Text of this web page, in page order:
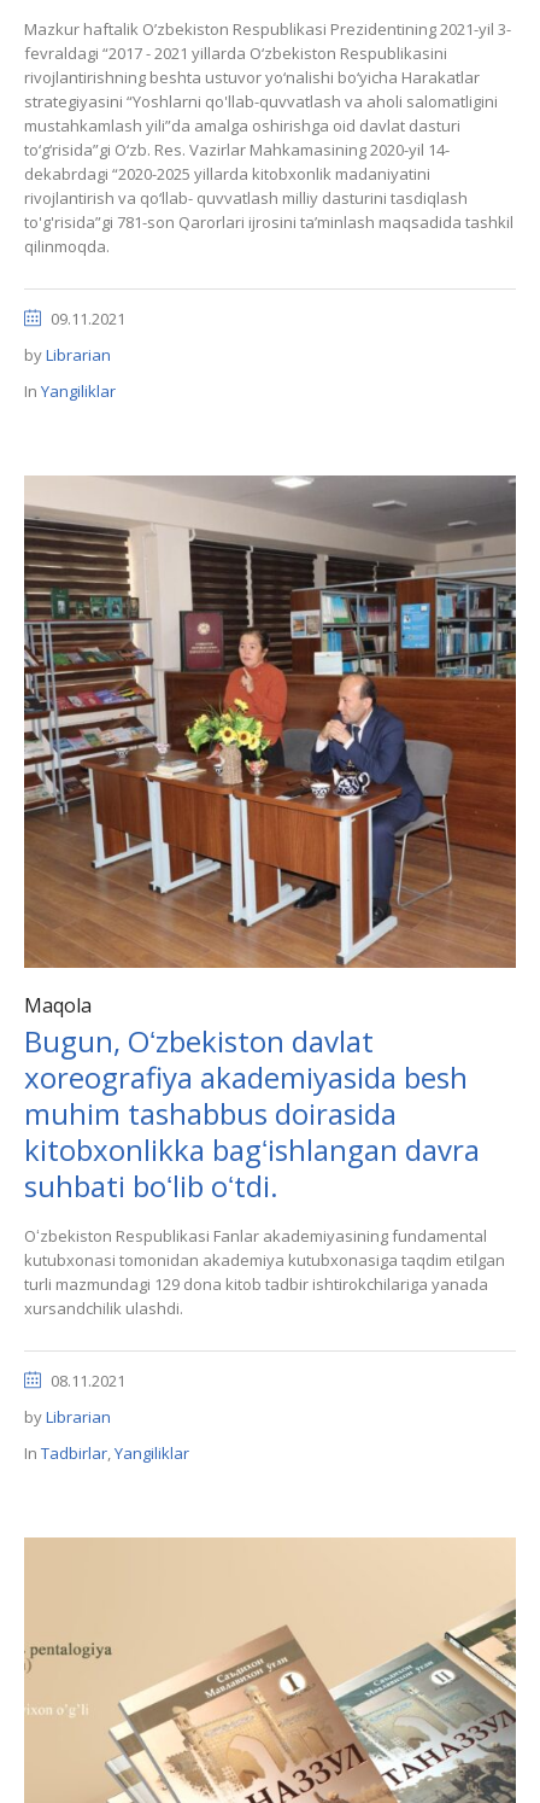
Mazkur haftalik O’zbekiston Respublikasi Prezidentining 2021-yil 3-
fevraldagi “2017 - 2021 yillarda O‘zbekiston Respublikasini
rivojlantirishning beshta ustuvor yo‘nalishi bo‘yicha Harakatlar
strategiyasini “Yoshlarni qo'llab-quvvatlash va aholi salomatligini
mustahkamlash yili”da amalga oshirishga oid davlat dasturi
to‘g‘risida”gi O‘zb. Res. Vazirlar Mahkamasining 2020-yil 14-
dekabrdagi “2020-2025 yillarda kitobxonlik madaniyatini
rivojlantirish va qo‘llab- quvvatlash milliy dasturini tasdiqlash
to'g'risida”gi 781-son Qarorlari ijrosini ta’minlash maqsadida tashkil
qilinmoqda.
09.11.2021
byLibrarian
In Yangiliklar
Maqola
Bugun, Oʻzbekiston davlat
xoreografiya akademiyasida besh
muhim tashabbus doirasida
kitobxonlikka bagʻishlangan davra
suhbati boʻlib oʻtdi.
Oʻzbekiston Respublikasi Fanlar akademiyasining fundamental
kutubxonasi tomonidan akademiya kutubxonasiga taqdim etilgan
turli mazmundagi 129 dona kitob tadbir ishtirokchilariga yanada
xursandchilik ulashdi.
08.11.2021
byLibrarian
In Tadbirlar,Yangiliklar